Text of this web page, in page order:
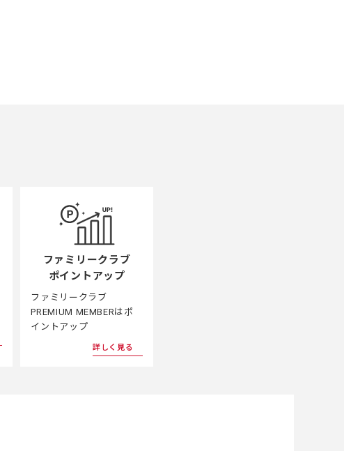
ファミリークラブ
ポイントアップ
ファミリークラブ
PREMIUM MEMBERはポ
イントアップ
詳しく見る